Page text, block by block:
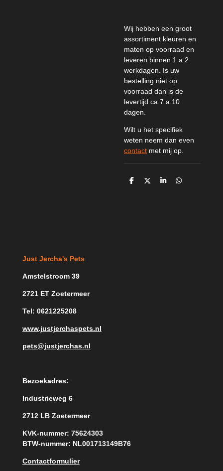
Wij hebben een groot
assortiment kleuren en
maten op voorraad en
leveren binnen 1 a 2
werkdagen. Is uw
bestelling niet op
voorraad dan is de
levertijd ca 7 a 10
dagen.
Wilt u het specifiek
weten neem dan even
contact met mij op.
D
D
S
D
Just Jercha's Pets
Amstelstroom 39
2721 ET Zoetermeer
Tel: 0621225208
www.justjerchaspets.nl
pets@justjerchas.nl
Bezoekadres:
Industrieweg 6
2712 LB Zoetermeer
KVK-nummer: 75624303
BTW-nummer: NL001713149B76
Contactformulier